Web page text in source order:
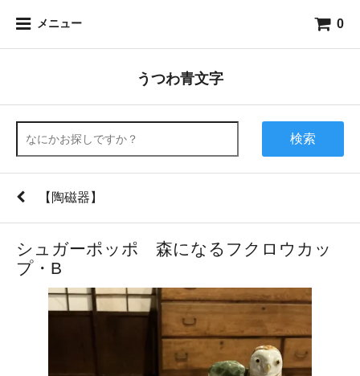
メニュー 0
うつわ青文字
検索
【陶磁器】
シュガーポッポ 森になるフクロウカッ
プ・B